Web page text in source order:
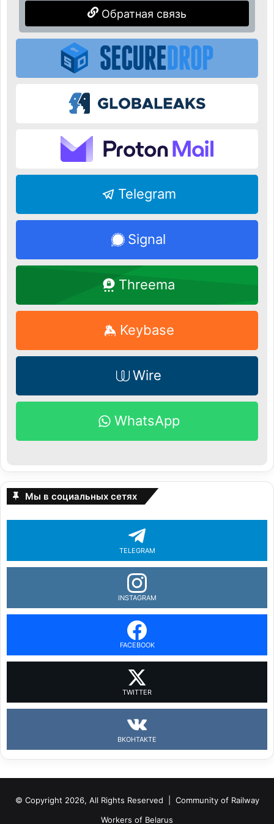
Обратная связь
Telegram
Signal
Threema
Keybase
Wire
WhatsApp
Мы в социальных сетях
TELEGRAM
INSTAGRAM
FACEBOOK
TWITTER
ВКОНТАКТЕ
© Copyright 2026, All Rights Reserved | Community of Railway
Workers of Belarus